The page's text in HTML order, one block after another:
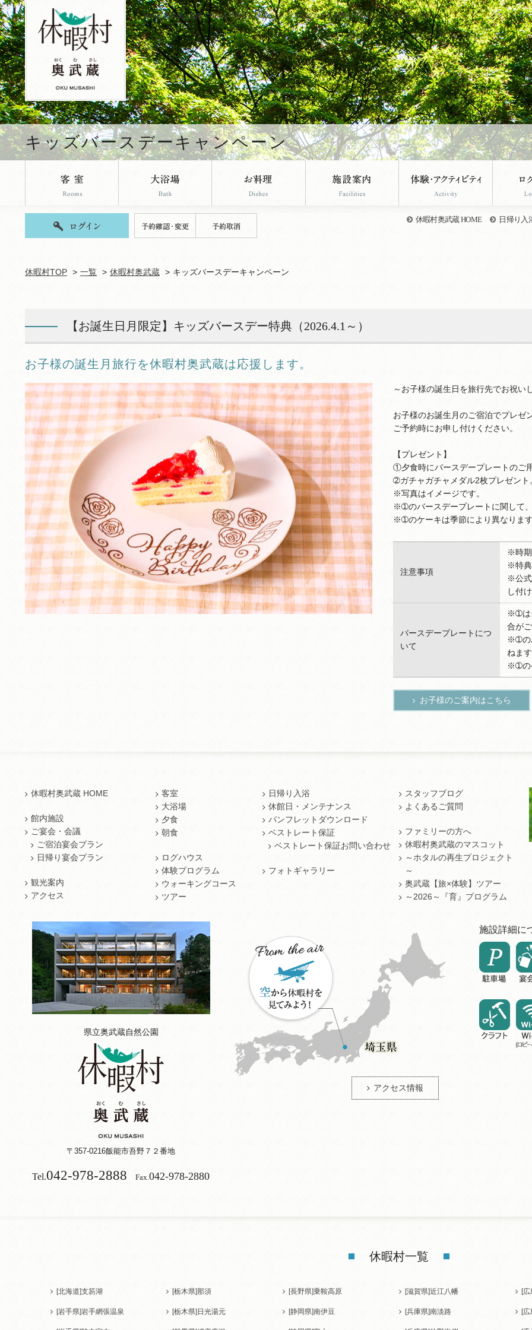
休暇村奥武蔵は飯能・秩父を代表する緑豊かなハイキングコースが豊富なエリアに立つホテルです。
キッズバースデーキャンペーン
休暇村奥武蔵 HOME 日帰り入
休暇村TOP 一覧 休暇村奥武蔵 キッズバースデーキャンペーン
【お誕生日月限定】キッズバースデー特典（2026.4.1～）
お子様の誕生月旅行を休暇村奥武蔵は応援します。
～お子様の誕生日を旅行先でお祝い
お子様のお誕生月のご宿泊でプレゼ
ご予約時にお申し付けください。
【プレゼント】
①夕食時にバースデープレートのご
➁ガチャガチャメダル2枚プレゼント
※写真はイメージです。
※➀のバースデープレートに関して
※➀のケーキは季節により異なりま
注意事項
※時期
※特典
※公式
し付
バースデープレートにつ
いて
※➀は
合が
※➀の
ねま
※➀の
お子様のご案内はこちら
休暇村奥武蔵 HOME
館内施設
ご宴会・会議
ご宿泊宴会プラン
日帰り宴会プラン
観光案内
アクセス
客室
大浴場
夕食
朝食
ログハウス
体験プログラム
ウォーキングコース
ツアー
日帰り入浴
休館日・メンテナンス
パンフレットダウンロード
ベストレート保証
ベストレート保証お問い合わせ
フォトギャラリー
スタッフブログ
よくあるご質問
ファミリーの方へ
休暇村奥武蔵のマスコット
～ホタルの再生プロジェクト
～
奥武蔵【旅×体験】ツアー
～2026～『育』プログラム
県立奥武蔵自然公園
〒357-0216飯能市吾野７２番地
Tel.042-978-2888 Fax. 042-978-2880
アクセス情報
施設詳細に
休暇村一覧
[北海道]支笏湖
[岩手県]岩手網張温泉
[栃木県]那須
[栃木県]日光湯元
[長野県]乗鞍高原
[静岡県]南伊豆
[滋賀県]近江八幡
[兵庫県]南淡路
[広
[広